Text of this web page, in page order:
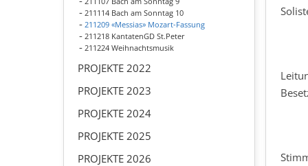
211114 Bach am Sonntag 10
211209 «Messias» Mozart-Fassung
211218 KantatenGD St.Peter
211224 Weihnachtsmusik
PROJEKTE 2022
PROJEKTE 2023
PROJEKTE 2024
PROJEKTE 2025
PROJEKTE 2026